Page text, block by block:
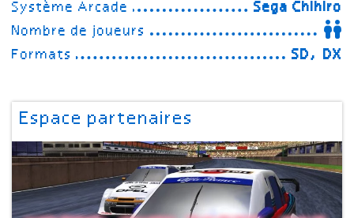
Système Arcade
Sega Chihiro
Nombre de joueurs
Formats
SD, DX
Espace partenaires